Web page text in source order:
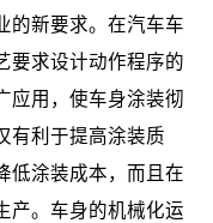
的新要求。在汽车车
要求设计动作程序的
应用，使车身涂装彻
有利于提高涂装质
低涂装成本，而且在
产。车身的机械化运